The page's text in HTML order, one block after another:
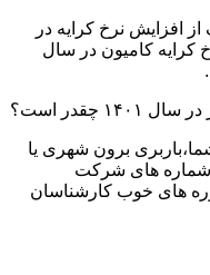
افزایش نرخ کرایه در
کرایه کامیون در سال
چقدر است؟
برون شهری یا
شماره های شرکت
مشاوره های خوب کارشناسان